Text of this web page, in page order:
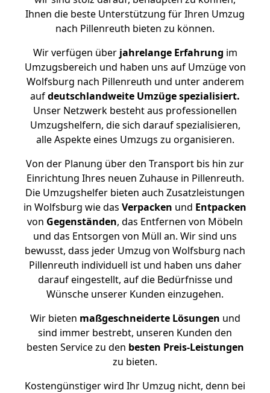
Ihnen die beste Unterstützung für Ihren Umzug
nach Pillenreuth bieten zu können.
Wir verfügen überjahrelange Erfahrung im
Umzugsbereich und haben uns auf Umzüge von
Wolfsburg nach Pillenreuth und unter anderem
aufdeutschlandweite Umzüge spezialisiert.
Unser Netzwerk besteht aus professionellen
Umzugshelfern, die sich darauf spezialisieren,
alle Aspekte eines Umzugs zu organisieren.
Von der Planung über den Transport bis hin zur
Einrichtung Ihres neuen Zuhause in Pillenreuth.
Die Umzugshelfer bieten auch Zusatzleistungen
in Wolfsburg wie das Verpacken und Entpacken
von Gegenständen, das Entfernen von Möbeln
und das Entsorgen von Müll an. Wir sind uns
bewusst, dass jeder Umzug von Wolfsburg nach
Pillenreuth individuell ist und haben uns daher
darauf eingestellt, auf die Bedürfnisse und
Wünsche unserer Kunden einzugehen.
Wir bieten maßgeschneiderte Lösungen und
sind immer bestrebt, unseren Kunden den
besten Service zu den besten Preis-Leistungen
zu bieten.
Kostengünstiger wird Ihr Umzug nicht, denn bei